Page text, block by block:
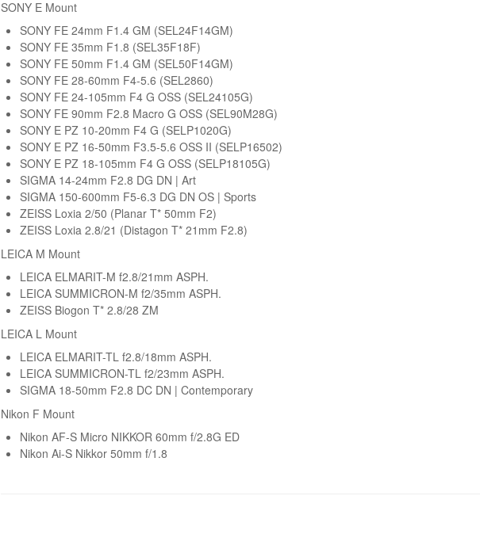
SONY E Mount
SONY FE 24mm F1.4 GM (SEL24F14GM)
SONY FE 35mm F1.8 (SEL35F18F)
SONY FE 50mm F1.4 GM (SEL50F14GM)
SONY FE 28-60mm F4-5.6 (SEL2860)
SONY FE 24-105mm F4 G OSS (SEL24105G)
SONY FE 90mm F2.8 Macro G OSS (SEL90M28G)
SONY E PZ 10-20mm F4 G (SELP1020G)
SONY E PZ 16-50mm F3.5-5.6 OSS II (SELP16502)
SONY E PZ 18-105mm F4 G OSS (SELP18105G)
SIGMA 14-24mm F2.8 DG DN | Art
SIGMA 150-600mm F5-6.3 DG DN OS | Sports
ZEISS Loxia 2/50 (Planar T* 50mm F2)
ZEISS Loxia 2.8/21 (Distagon T* 21mm F2.8)
LEICA M Mount
LEICA ELMARIT-M f2.8/21mm ASPH.
LEICA SUMMICRON-M f2/35mm ASPH.
ZEISS Biogon T* 2.8/28 ZM
LEICA L Mount
LEICA ELMARIT-TL f2.8/18mm ASPH.
LEICA SUMMICRON-TL f2/23mm ASPH.
SIGMA 18-50mm F2.8 DC DN | Contemporary
Nikon F Mount
Nikon AF-S Micro NIKKOR 60mm f/2.8G ED
Nikon Ai-S Nikkor 50mm f/1.8